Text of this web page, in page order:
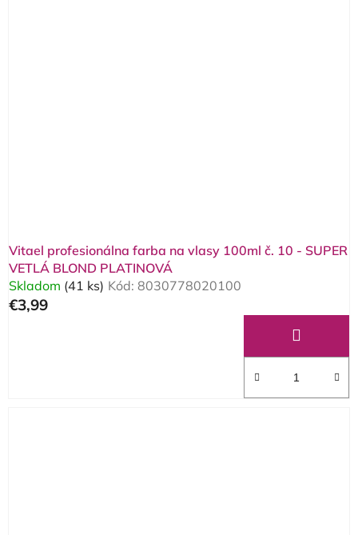
Vitael profesionálna farba na vlasy 100ml č. 10 - SUPER
VETLÁ BLOND PLATINOVÁ
Skladom (41 ks) Kód: 8030778020100
€3,99